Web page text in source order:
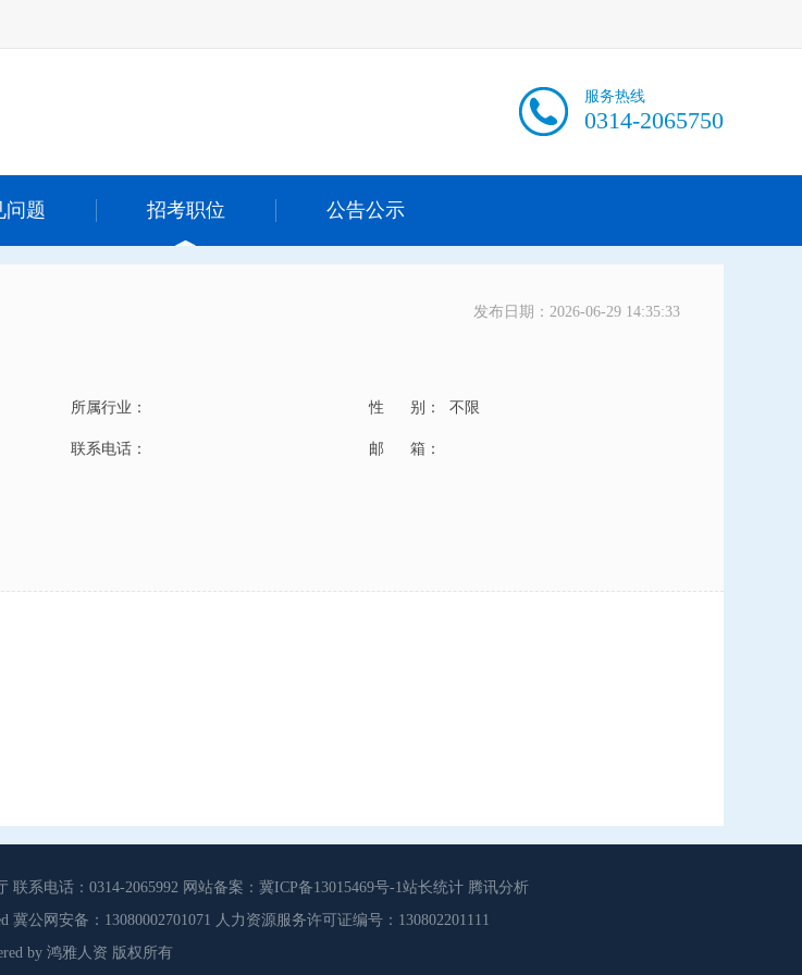
服务热线
0314-2065750
问题 招考职位 公告公示
发布日期：2026-06-29 14:35:33
所属行业： 性 别： 不限
联系电话： 邮 箱：
系电话：0314-2065992 网站备案：冀ICP备13015469号-1站长统计 腾讯分析
冀公网安备：13080002701071 人力资源服务许可证编号：130802201111
by 鸿雅人资 版权所有